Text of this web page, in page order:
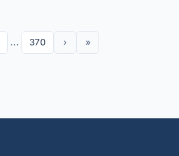
... 370 › »